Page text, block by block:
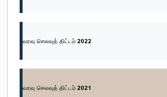
வரவு செலவுத் திட்டம் 2022
வரவு செலவுத் திட்டம் 2021